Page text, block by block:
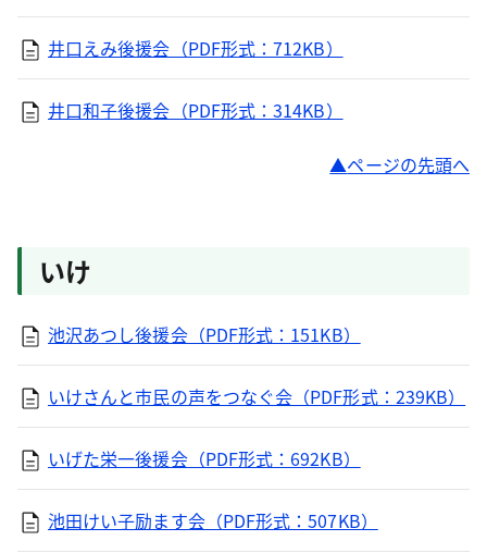
井口えみ後援会（PDF形式：712KB）
井口和子後援会（PDF形式：314KB）
ページの先頭へ
いけ
池沢あつし後援会（PDF形式：151KB）
いけさんと市民の声をつなぐ会（PDF形式：239KB）
いげた栄一後援会（PDF形式：692KB）
池田けい子励ます会（PDF形式：507KB）